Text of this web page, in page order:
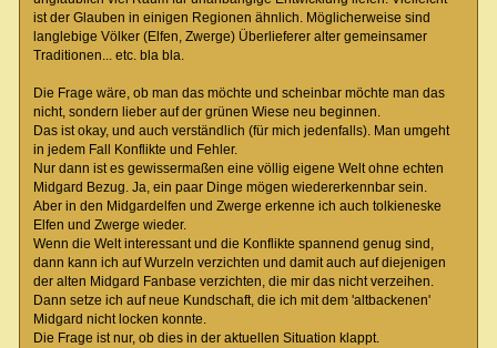
ist der Glauben in einigen Regionen ähnlich. Möglicherweise sind
langlebige Völker (Elfen, Zwerge) Überlieferer alter gemeinsamer
Traditionen... etc. bla bla.
Die Frage wäre, ob man das möchte und scheinbar möchte man das
nicht, sondern lieber auf der grünen Wiese neu beginnen.
Das ist okay, und auch verständlich (für mich jedenfalls). Man umgeht
in jedem Fall Konflikte und Fehler.
Nur dann ist es gewissermaßen eine völlig eigene Welt ohne echten
Midgard Bezug. Ja, ein paar Dinge mögen wiedererkennbar sein.
Aber in den Midgardelfen und Zwerge erkenne ich auch tolkieneske
Elfen und Zwerge wieder.
Wenn die Welt interessant und die Konflikte spannend genug sind,
dann kann ich auf Wurzeln verzichten und damit auch auf diejenigen
der alten Midgard Fanbase verzichten, die mir das nicht verzeihen.
Dann setze ich auf neue Kundschaft, die ich mit dem 'altbackenen'
Midgard nicht locken konnte.
Die Frage ist nur, ob dies in der aktuellen Situation klappt.